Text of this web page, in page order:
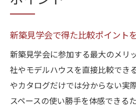
新築見学会で得た比較ポイント
新築見学会に参加する最大のメリ
社やモデルハウスを直接比較でき
やカタログだけでは分からない実
スペースの使い勝手を体感できる